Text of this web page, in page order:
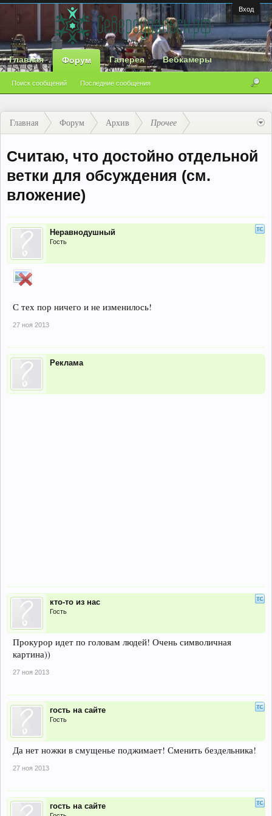
Вход
Главная Форум
Поиск сообщений Последние сообщения
Галерея Вебкамеры
Главная Форум Архив Прочее
Считаю, что достойно отдельной
ветки для обсуждения (см.
вложение)
Неравнодушный
Гость
С тех пор ничего и не изменилось!
27 ноя 2013
Реклама
кто-то из нас
Гость
Прокурор идет по головам людей! Очень символичная
картина))
27 ноя 2013
гость на сайте
Гость
Да нет ножки в смущенье поджимает! Сменить бездельника!
27 ноя 2013
гость на сайте